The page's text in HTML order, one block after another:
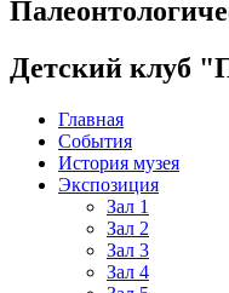
Детский клуб
Главная
События
История музея
Экспозиция
Зал 1
Зал 2
Зал 3
Зал 4